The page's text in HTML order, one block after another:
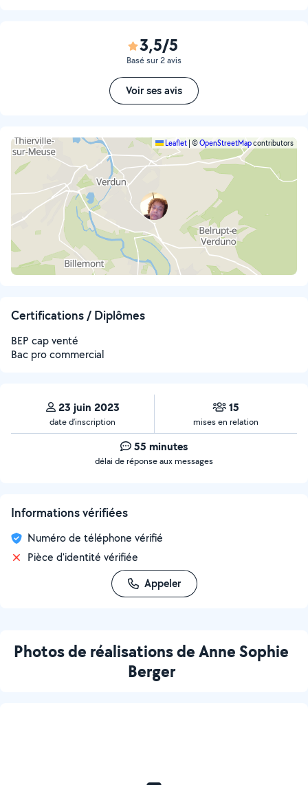
3,5/5
Basé sur 2 avis
Voir ses avis
Leaflet ©OpenStreetMapcontributors
Certifications / Diplômes
BEP cap venté
Bac pro commercial
23 juin 2023
date d’inscription
15
mises en relation
55 minutes
délai de réponse aux messages
Informations vérifiées
Numéro de téléphone vérifié
Pièce d'identité vérifiée
Appeler
Photos de réalisations de Anne Sophie
Berger